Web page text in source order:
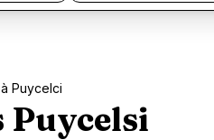
Puycelci
Puycelsi